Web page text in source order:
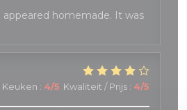
homemade. It was
Keuken : 4/5 Kwaliteit / Prijs : 4/5